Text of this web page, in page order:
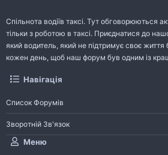
Спільнота водіїв таксі. Тут обговорюються
тільки з роботою в таксі. Приєднатися до
який водитель, який не підтримує своє
кожен день, щоб наш форум був одним із
Навігація
Список Форумів
Зворотній Зв'язок
Меню